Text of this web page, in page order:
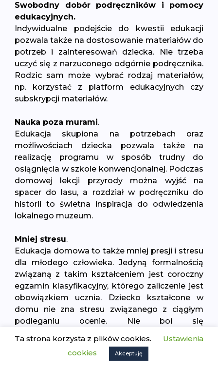
Swobodny dobór podręczników i pomocy
edukacyjnych.
Indywidualne podejście do kwestii edukacji
pozwala także na dostosowanie materiałów do
potrzeb i zainteresowań dziecka. Nie trzeba
uczyć się z narzuconego odgórnie podręcznika.
Rodzic sam może wybrać rodzaj materiałów,
np. korzystać z platform edukacyjnych czy
subskrypcji materiałów.
Nauka poza murami.
Edukacja skupiona na potrzebach oraz
możliwościach dziecka pozwala także na
realizację programu w sposób trudny do
osiągnięcia w szkole konwencjonalnej. Podczas
domowej lekcji przyrody można wyjść na
spacer do lasu, a rozdział w podręczniku do
historii to świetna inspiracja do odwiedzenia
lokalnego muzeum.
Mniej stresu.
Edukacja domowa to także mniej presji i stresu
dla młodego człowieka. Jedyną formalnością
związaną z takim kształceniem jest coroczny
egzamin klasyfikacyjny, którego zaliczenie jest
obowiązkiem ucznia. Dziecko kształcone w
domu nie zna stresu związanego z ciągłym
podleganiu ocenie. Nie boi się
sprawdzianów. Badania pokazują, że tego typu
„szkolne codzienności” nie są potrzebne do
Ta strona korzysta z plików cookies.
Ustawienia
cookies
Akceptuję